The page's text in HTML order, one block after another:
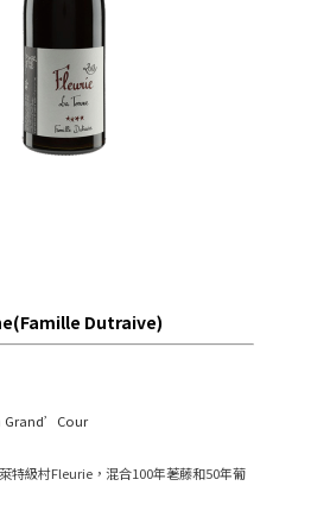
Dutraive)
Grand’Cour
特級村Fleurie，混合100年荖藤和50年葡